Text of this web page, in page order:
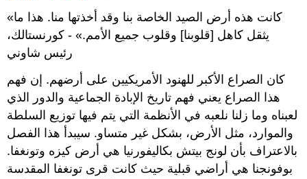
«كانت هذه أرض الصيد الخاصة بنا وقد أخذتها منا. هذا ما
يثقل كاهل [قلوبنا] وقلوب جميع الأمم.» - كورنستالك،
رئيس شاوني
كان الصراع الأكبر للهنود الأمريكيين على أرضهم. إن فهم
هذا الصراع يعني فهم تاريخ الإبادة الجماعية والدور الذي
لعبناه وما زلنا نلعبه في الأنظمة التي يتم فيها توزيع السلطة
والموارد، مثل الأرض، بشكل غير متساو. سيبدأ هذا الفصل
بالاعتراف بأن لونج بيتش بكاليفورنيا هي أرض كيزه وتونغفا.
بوفونجنا هي أراضي قبلية حيث كانت قرى تونغفا المقدسة